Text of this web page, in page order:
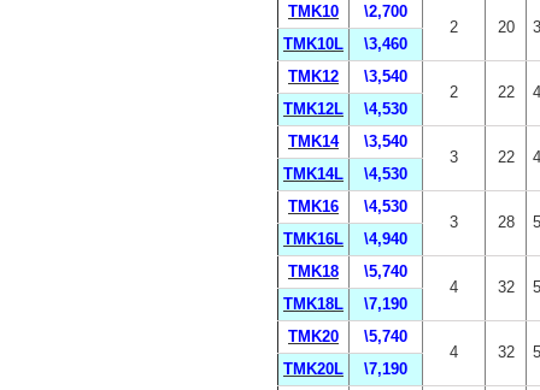
TMK10
\2,700
2
20
TMK10L
\3,460
TMK12
\3,540
2
22
TMK12L
\4,530
TMK14
\3,540
3
22
TMK14L
\4,530
TMK16
\4,530
3
28
TMK16L
\4,940
TMK18
\5,740
4
32
TMK18L
\7,190
TMK20
\5,740
4
32
TMK20L
\7,190